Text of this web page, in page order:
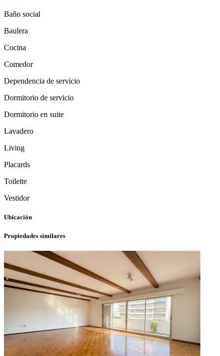
Baño social
Baulera
Cocina
Comedor
Dependencia de servicio
Dormitorio de servicio
Dormitorio en suite
Lavadero
Living
Placards
Toilette
Vestidor
Ubicación
Propiedades similares